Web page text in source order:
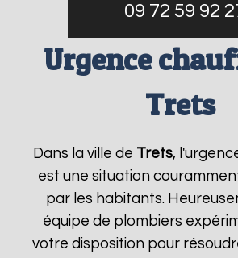
09 72 59 92
Urgence
Trets
Dans la ville de Trets,
est une situation
par les habitants.
équipe de plombiers
votre disposition pour